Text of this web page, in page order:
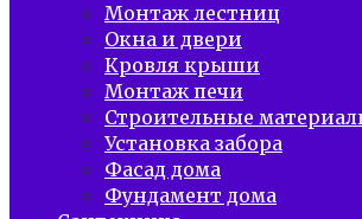
Монтаж лестниц
Окна и двери
Кровля крыши
Монтаж печи
Строительные
Установка забора
Фасад дома
Фундамент дома